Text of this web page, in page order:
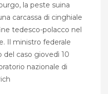
la peste suina
carcassa di cinghiale
tedesco-polacco nel
Il ministro federale
del caso giovedì 10
nazionale di